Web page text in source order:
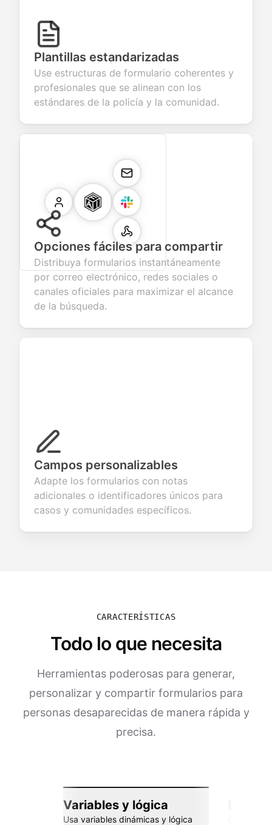
Plantillas estandarizadas
Use estructuras de formulario coherentes y
profesionales que se alinean con los
estándares de la policía y la comunidad.
Opciones fáciles para compartir
Distribuya formularios instantáneamente
por correo electrónico, redes sociales o
canales oficiales para maximizar el alcance
de la búsqueda.
Campos personalizables
Adapte los formularios con notas
adicionales o identificadores únicos para
casos y comunidades específicos.
CARACTERÍSTICAS
Todo lo que necesita
Herramientas poderosas para generar,
personalizar y compartir formularios para
personas desaparecidas de manera rápida y
precisa.
Variables y lógica
Usa variables dinámicas y lógica